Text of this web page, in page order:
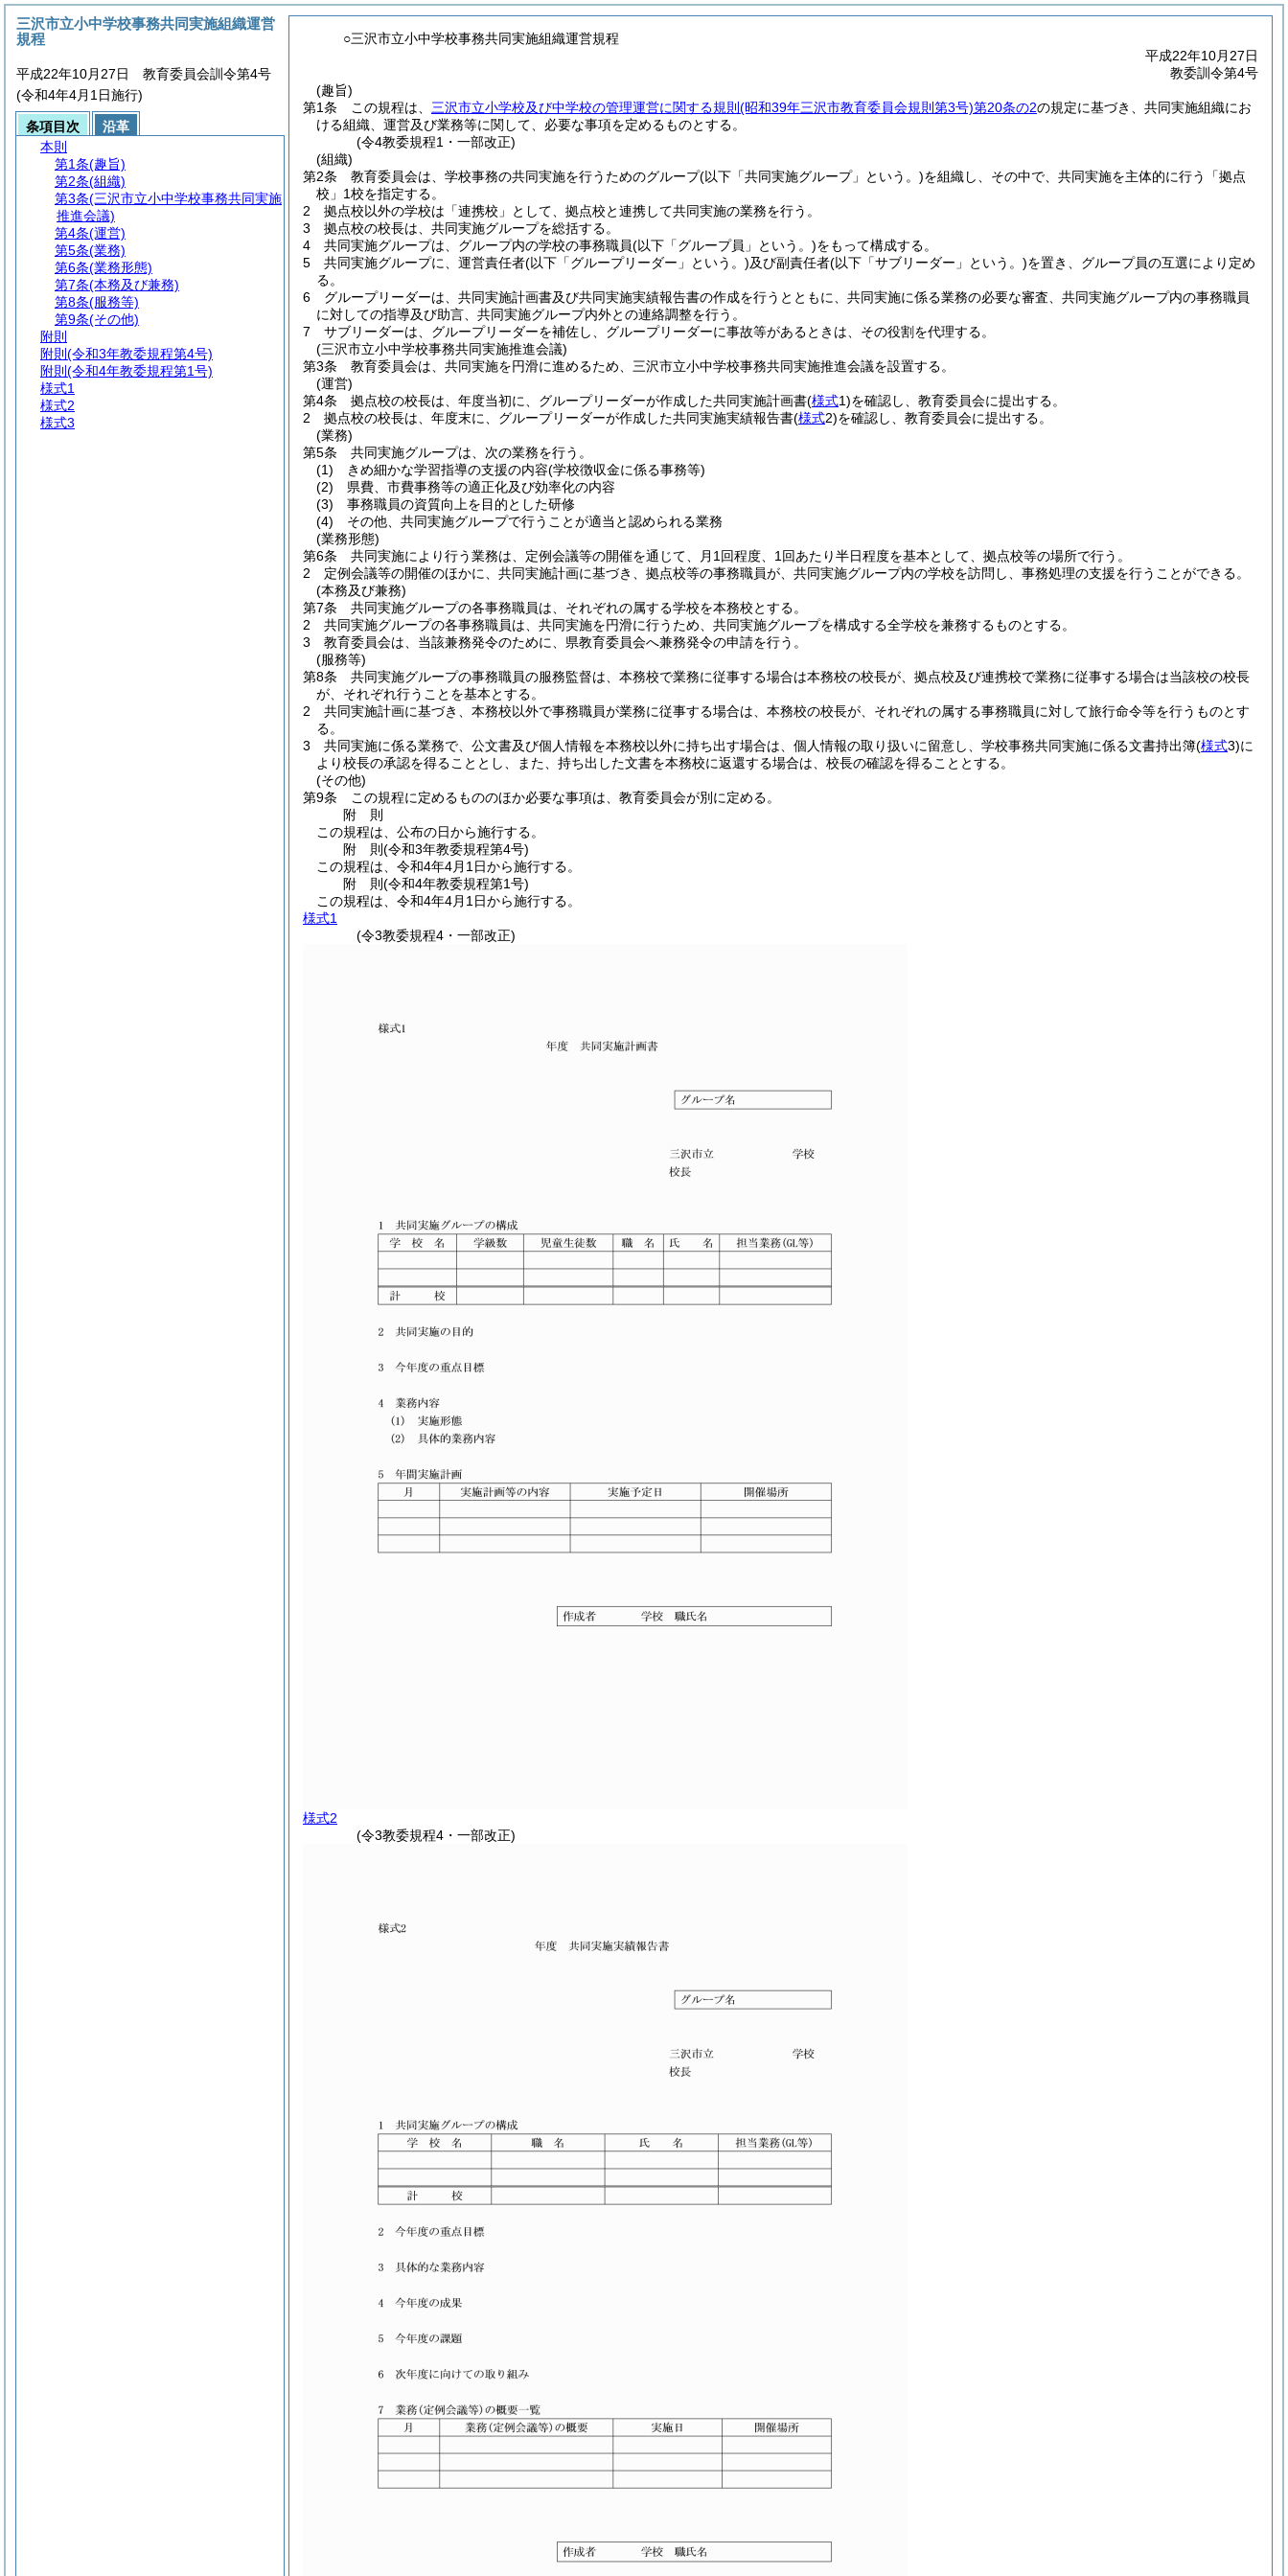
○三沢市立小中学校事務共同実施組織運営規程
平成22年10月27日
教委訓令第4号
(趣旨)
第1条
この規程は、 三沢市立小学校及び中学校の管理運営に関する規則 (昭和39年三沢市教育委員会規則第3号)第20条の2の規定に基づき、共同実施組織にお
ける組織、運営及び業務等に関して、必要な事項を定めるものとする。
(令4教委規程1・一部改正)
(組織)
第2条
教育委員会は、学校事務の共同実施を行うためのグループ(以下「共同実施グループ」という。)を組織し、その中で、共同実施を主体的に行う「拠点
校」1校を指定する。
2
拠点校以外の学校は「連携校」として、拠点校と連携して共同実施の業務を行う。
3
拠点校の校長は、共同実施グループを総括する。
4
共同実施グループは、グループ内の学校の事務職員(以下「グループ員」という。)をもって構成する。
5
共同実施グループに、運営責任者(以下「グループリーダー」という。)及び副責任者(以下「サブリーダー」という。)を置き、グループ員の互選により定め
る。
6
グループリーダーは、共同実施計画書及び共同実施実績報告書の作成を行うとともに、共同実施に係る業務の必要な審査、共同実施グループ内の事務職員
に対しての指導及び助言、共同実施グループ内外との連絡調整を行う。
7
サブリーダーは、グループリーダーを補佐し、グループリーダーに事故等があるときは、その役割を代理する。
(三沢市立小中学校事務共同実施推進会議)
第3条
教育委員会は、共同実施を円滑に進めるため、三沢市立小中学校事務共同実施推進会議を設置する。
(運営)
第4条
拠点校の校長は、年度当初に、グループリーダーが作成した共同実施計画書(様式1)を確認し、教育委員会に提出する。
2
拠点校の校長は、年度末に、グループリーダーが作成した共同実施実績報告書(様式2)を確認し、教育委員会に提出する。
(業務)
第5条
共同実施グループは、次の業務を行う。
(1)
きめ細かな学習指導の支援の内容(学校徴収金に係る事務等)
(2)
県費、市費事務等の適正化及び効率化の内容
(3)
事務職員の資質向上を目的とした研修
(4)
その他、共同実施グループで行うことが適当と認められる業務
(業務形態)
第6条
共同実施により行う業務は、定例会議等の開催を通じて、月1回程度、1回あたり半日程度を基本として、拠点校等の場所で行う。
2
定例会議等の開催のほかに、共同実施計画に基づき、拠点校等の事務職員が、共同実施グループ内の学校を訪問し、事務処理の支援を行うことができる。
(本務及び兼務)
第7条
共同実施グループの各事務職員は、それぞれの属する学校を本務校とする。
2
共同実施グループの各事務職員は、共同実施を円滑に行うため、共同実施グループを構成する全学校を兼務するものとする。
3
教育委員会は、当該兼務発令のために、県教育委員会へ兼務発令の申請を行う。
(服務等)
第8条
共同実施グループの事務職員の服務監督は、本務校で業務に従事する場合は本務校の校長が、拠点校及び連携校で業務に従事する場合は当該校の校長
が、それぞれ行うことを基本とする。
2
共同実施計画に基づき、本務校以外で事務職員が業務に従事する場合は、本務校の校長が、それぞれの属する事務職員に対して旅行命令等を行うものとす
る。
3
共同実施に係る業務で、公文書及び個人情報を本務校以外に持ち出す場合は、個人情報の取り扱いに留意し、学校事務共同実施に係る文書持出簿(様式3)に
より校長の承認を得ることとし、また、持ち出した文書を本務校に返還する場合は、校長の確認を得ることとする。
(その他)
第9条
この規程に定めるもののほか必要な事項は、教育委員会が別に定める。
附 則
この規程は、公布の日から施行する。
附 則(令和3年教委規程第4号)
この規程は、令和4年4月1日から施行する。
附 則(令和4年教委規程第1号)
この規程は、令和4年4月1日から施行する。
様式1
(令3教委規程4・一部改正)
様式2
(令3教委規程4・一部改正)
三沢市立小中学校事務共同実施組織運営
規程
平成22年10月27日 教育委員会訓令第4号
(令和4年4月1日施行)
条項目次
沿革
本則
第1条(趣旨)
第2条(組織)
第3条(三沢市立小中学校事務共同実施
推進会議)
第4条(運営)
第5条(業務)
第6条(業務形態)
第7条(本務及び兼務)
第8条(服務等)
第9条(その他)
附則
附則 (令和3年教委規程第4号)
附則 (令和4年教委規程第1号)
様式1
様式2
様式3